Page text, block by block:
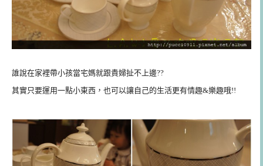
誰說在家裡帶小孩當宅媽就跟貴婦扯不上邊??
其實只要運用一點小東西，也可以讓自己的生活更有情趣&樂趣哦!!